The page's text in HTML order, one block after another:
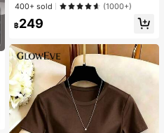
ลูกค้ากลับมาซื้อซ้ำ!
ลูกค้ากลับมาซื้อซ้ำ!
#1 ขายดี
ลูกค้ากลับมาซื้อซ้ำ!
400+ sold (1000+)
฿249